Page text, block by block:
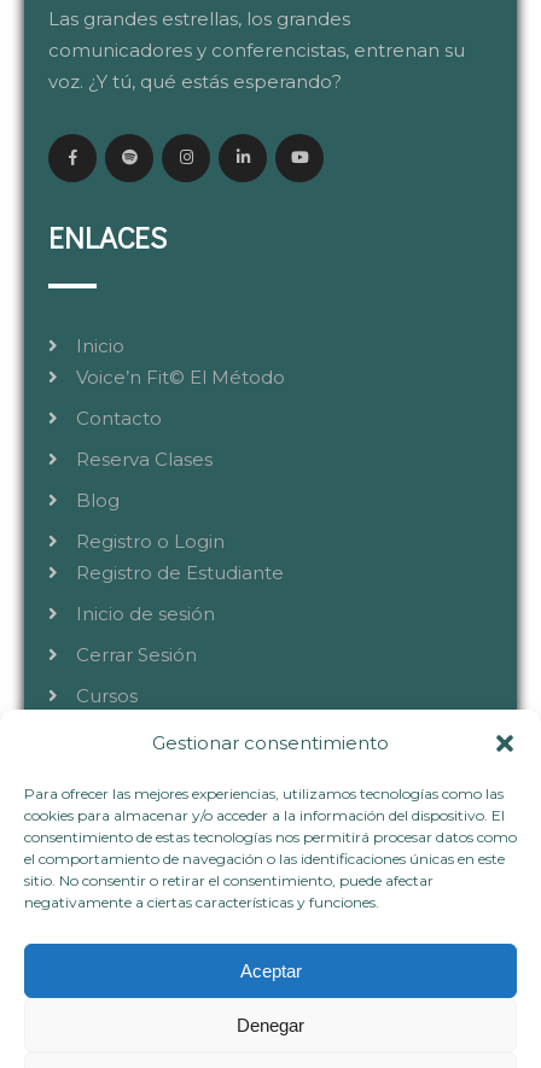
Gestionar consentimiento
Para ofrecer las mejores experiencias, utilizamos tecnologías como las
cookies para almacenar y/o acceder a la información del dispositivo. El
consentimiento de estas tecnologías nos permitirá procesar datos como
el comportamiento de navegación o las identificaciones únicas en este
sitio. No consentir o retirar el consentimiento, puede afectar
negativamente a ciertas características y funciones.
Aceptar
Denegar
Las grandes estrellas, los grandes
comunicadores y conferencistas, entrenan su
voz. ¿Y tú, qué estás esperando?
ENLACES
Inicio
Voice’n Fit© El Método
Contacto
Reserva Clases
Blog
Registro o Login
Registro de Estudiante
Inicio de sesión
Cerrar Sesión
Cursos
CONTACTA
+34 633 40 72 80
hablemos@vivianaflorez.com